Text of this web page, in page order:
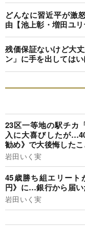
どんなに習近平が激
由【池上彰・増田ユリ
残価保証ないけど大
ン」に手を出しては
23区一等地の駅チカ
入に大喜びしたが
勧め》で大後悔したこ
岩田いく実
45歳勝ち組エリー
円》に…銀行から届
岩田いく実